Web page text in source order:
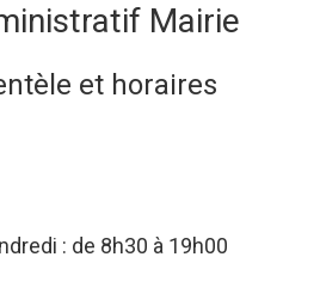
Mairie
et horaires
: de 8h30 à 19h00